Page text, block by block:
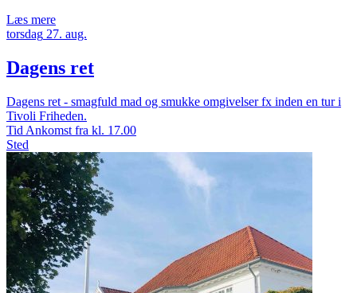
Læs mere
torsdag 27. aug.
Dagens ret
Dagens ret - smagfuld mad og smukke omgivelser fx inden en tur i
Tivoli Friheden.
Tid Ankomst fra kl. 17.00
Sted